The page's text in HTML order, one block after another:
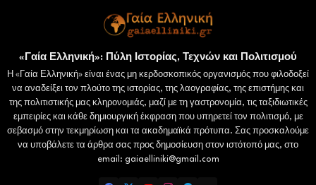
«Γαία Ελληνική»: Πύλη Ιστορίας, Τεχνών και Πολιτισμού
Η «Γαία Ελληνική» είναι ένας μη κερδοσκοπικός οργανισμός που φιλοδοξεί
να αναδείξει τον πλούτο της ιστορίας, της λαογραφίας, της επιστήμης και
της πολιτιστικής μας κληρονομιάς, μαζί με τη γαστρονομία, τις ταξιδιωτικές
εμπειρίες και κάθε δημιουργική έκφραση που υπηρετεί τον πολιτισμό, με
σεβασμό στην τεκμηρίωση και τα ακαδημαϊκά πρότυπα. Σας προσκαλούμε
να υποβάλετε τα άρθρα σας προς δημοσίευση στον ιστότοπό μας, στο
email: gaiaelliniki@gmail.com